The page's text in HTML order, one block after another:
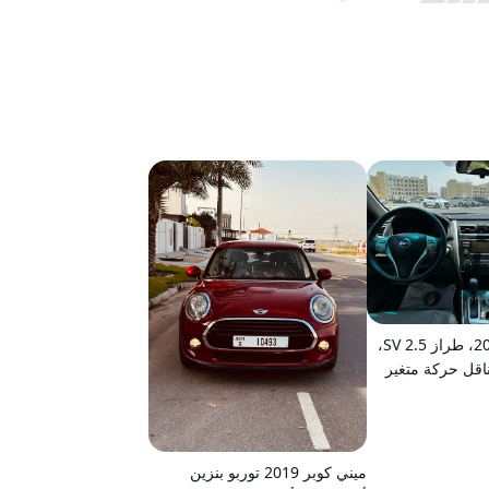
نيسان ألتيما 2015، طراز 2.5 SV،
حركة متغير
ميني كوبر 2019 توربو بنزين